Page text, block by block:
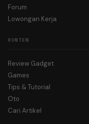
Forum
Lowongan Kerja
KONTEN
Review Gadget
Games
Tips & Tutorial
Oto
Cari Artikel